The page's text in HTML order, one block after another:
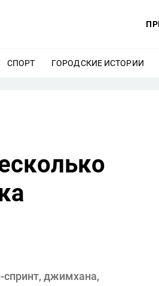
ЕЩЕ
СПОРТ ЕЩЕ
ГОРОДСКИЕ ИСТОРИИ
спринт, джимхана,